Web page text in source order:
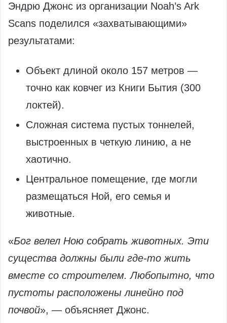
Эндрю Джонс из организации Noah’s Ark
Scans поделился «захватывающими»
результатами:
Объект длиной около 157 метров —
точно как ковчег из Книги Бытия (300
локтей).
Сложная система пустых тоннелей,
выстроенных в четкую линию, а не
хаотично.
Центральное помещение, где могли
размещаться Ной, его семья и
животные.
«Бог велел Ною собрать животных. Эти
существа должны были где-то жить
вместе со строителем. Любопытно, что
пустоты расположены линейно под
почвой», — объясняет Джонс.